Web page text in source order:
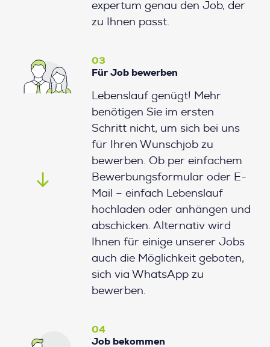
expertum genau den Job, der
zu Ihnen passt.
03
Für Job bewerben
Lebenslauf genügt! Mehr
benötigen Sie im ersten
Schritt nicht, um sich bei uns
für Ihren Wunschjob zu
bewerben. Ob per einfachem
Bewerbungsformular oder E-
Mail – einfach Lebenslauf
hochladen oder anhängen und
abschicken. Alternativ wird
Ihnen für einige unserer Jobs
auch die Möglichkeit geboten,
sich via WhatsApp zu
bewerben.
04
Job bekommen